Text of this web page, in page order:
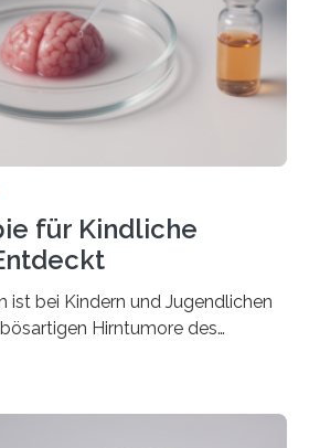
(HCM) ist die häufigste
Sie führt dazu, dass
verdickt, der Herzmuskel zu
für Kindliche
ist bei Kindern und Jugendlichen
Hirntumore des
heutigen Methoden geheilt